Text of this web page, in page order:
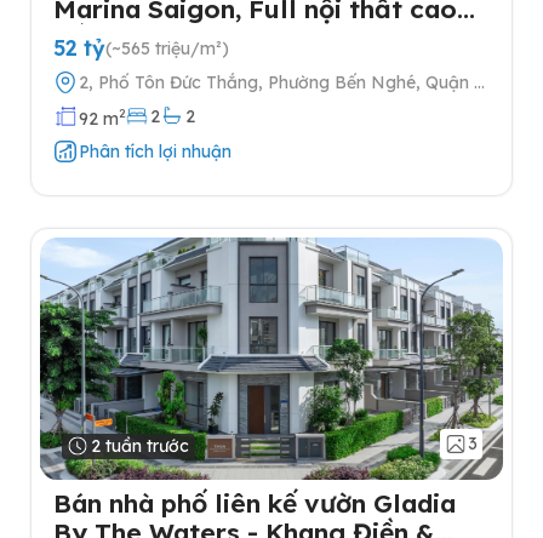
Marina Saigon, Full nội thất cao
cấp
52 tỷ(~565 triệu/m²)
2, Phố Tôn Đức Thắng, Phường Bến Nghé, Quận 1,
Thành phố Hồ Chí Minh
92 m2 2
2
Phân tích lợi nhuận
2 tuần trước 3
Bán nhà phố liên kế vườn Gladia